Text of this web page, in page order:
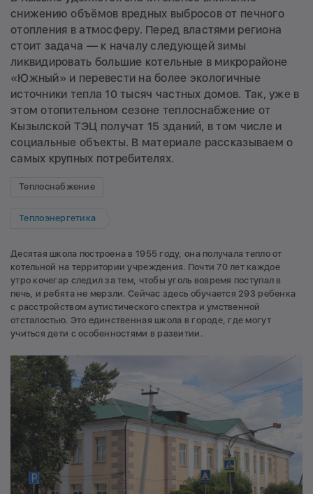
снижению объёмов вредных выбросов от печного
отопления в атмосферу. Перед властями региона
стоит задача — к началу следующей зимы
ликвидировать большие котельные в микрорайоне
«Южный» и перевести на более экологичные
источники тепла 10 тысяч частных домов. Так, уже в
этом отопительном сезоне теплоснабжение от
Кызылской ТЭЦ получат 15 зданий, в том числе и
социальные объекты. В материале рассказываем о
самых крупных потребителях.
Теплоснабжение
Теплоэнергетика
Десятая школа построена в 1955 году, она получала тепло от
котельной на территории учреждения. Почти 70 лет каждое
утро кочегар следил за тем, чтобы уголь вовремя поступал в
печь, и ребята не мерзли. Сейчас здесь обучается 293 ребенка
с расстройством аутистического спектра и умственной
отсталостью. Это единственная школа в городе, где могут
учиться дети с особенностями в развитии.